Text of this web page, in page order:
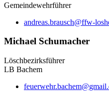
Gemeindewehrführer
andreas.brausch@ffw-
Michael Schumacher
Löschbezirksführer
LB Bachem